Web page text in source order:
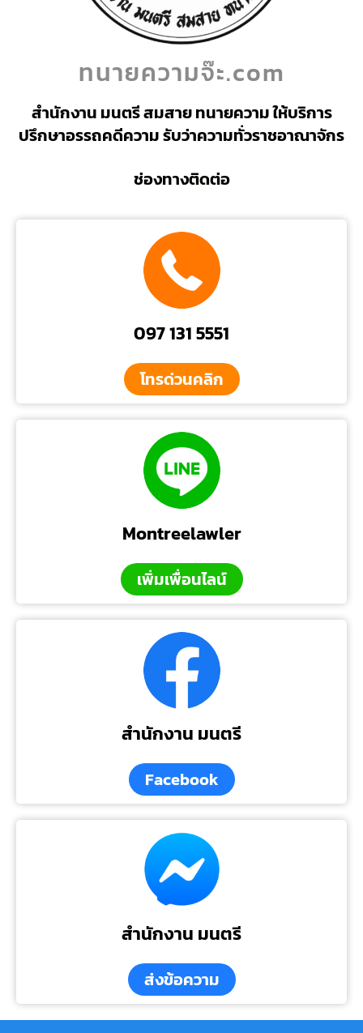
ทนายความจ๊ะ.com
สำนักงาน มนตรี สมสาย ทนายความ ให้บริการ
ปรึกษาอรรถคดีความ รับว่าความทั่วราชอาณาจักร
ช่องทางติดต่อ
097 131 5551
โทรด่วนคลิก
Montreelawler
เพิ่มเพื่อนไลน์
สำนักงาน มนตรี
Facebook
สำนักงาน มนตรี
ส่งข้อความ